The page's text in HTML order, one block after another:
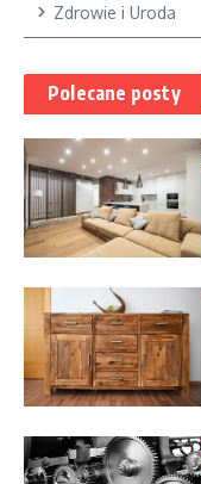
Zdrowie i Uroda
Polecane posty